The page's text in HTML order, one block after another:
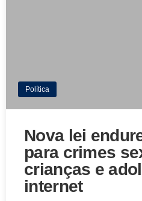
Política
Nova lei
para crimes
crianças e
internet